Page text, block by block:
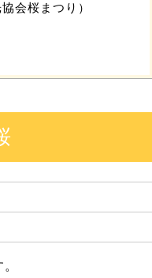
会桜まつり）